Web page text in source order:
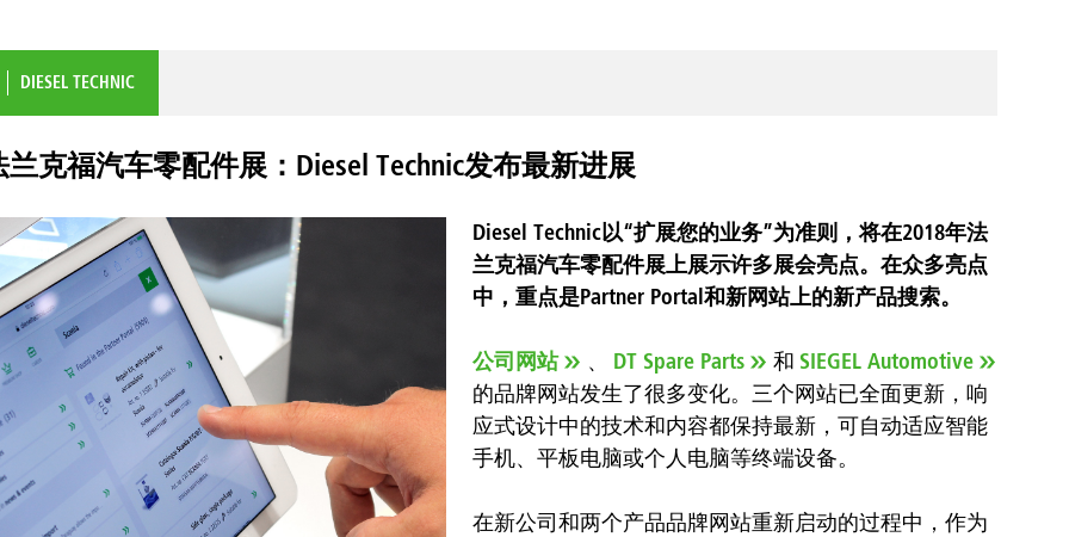
DIESEL TECHNIC
兰克福汽车零配件展：Diesel Technic发布最新进展
Diesel Technic以“扩展您的业务”为准则，将在2018年法
兰克福汽车零配件展上展示许多展会亮点。在众多亮点
中，重点是Partner Portal和新网站上的新产品搜索。
公司网站 、 DT Spare Parts 和 SIEGEL Automotive
的品牌网站发生了很多变化。三个网站已全面更新，响
应式设计中的技术和内容都保持最新，可自动适应智能
手机、平板电脑或个人电脑等终端设备。
在新公司和两个产品品牌网站重新启动的过程中，作为